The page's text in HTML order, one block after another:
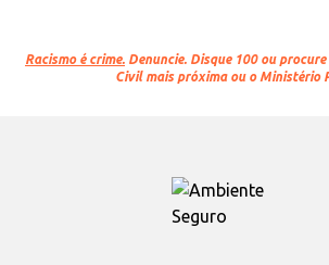
Racismo é crime. Denuncie. Disque 100 ou
Civil mais próxima ou o Ministério